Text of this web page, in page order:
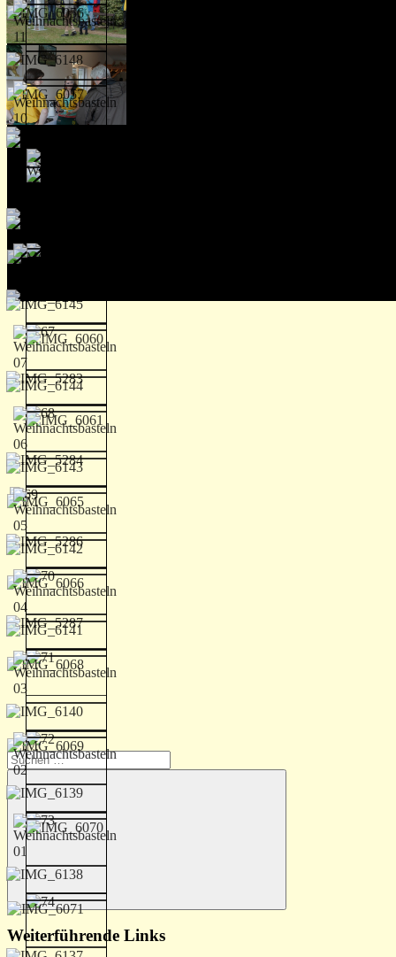
Suchen
nach:
Suchen
Weiterführende Links